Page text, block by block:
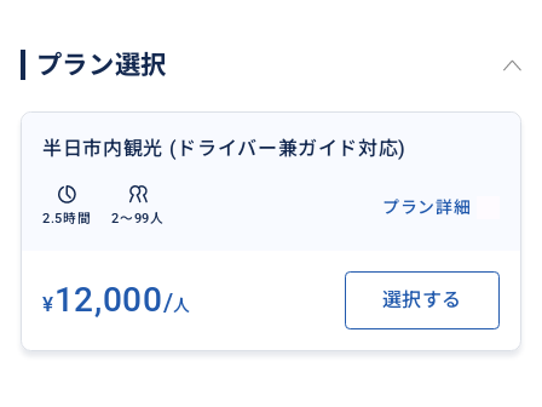
プラン選択
半日市内観光 (ドライバー兼ガイド対応)
2.5時間 2〜99人
プラン詳細
¥12,000/人 選択する